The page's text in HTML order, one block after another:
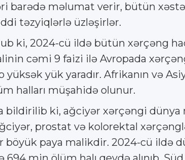
barədə məlumat verir, bütün xəstə
təzyiqlərlə üzləşirlər.
ki, 2024-cü ildə bütün xərçəng
cəmi 9 faizi ilə Avropada
yüksək yük yaradır. Afrikanın və
halları müşahidə olunur.
bildirilib ki, ağciyər xərçəngi dünya
prostat və kolorektal
böyük paya malikdir. 2024-cü ildə